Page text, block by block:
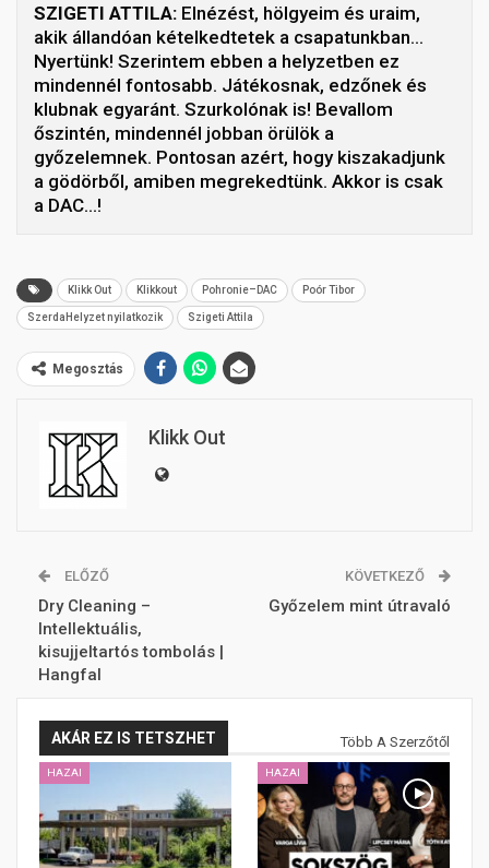
SZIGETI ATTILA: Elnézést, hölgyeim és uraim,
akik állandóan kételkedtetek a csapatunkban…
Nyertünk! Szerintem ebben a helyzetben ez
mindennél fontosabb. Játékosnak, edzőnek és
klubnak egyaránt. Szurkolónak is! Bevallom
őszintén, mindennél jobban örülök a
győzelemnek. Pontosan azért, hogy kiszakadjunk
a gödörből, amiben megrekedtünk. Akkor is csak
a DAC…!
Klikk Out Klikkout Pohronie–DAC Poór Tibor
SzerdaHelyzet nyilatkozik Szigeti Attila
Megosztás
Klikk Out
ELŐZŐ
Dry Cleaning –
Intellektuális,
kisujjeltartós tombolás |
Hangfal
KÖVETKEZŐ
Győzelem mint útravaló
AKÁR EZ IS TETSZHET Több A Szerzőtől
HAZAI HAZAI